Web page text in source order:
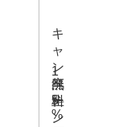
キ
ャ
ン
ペ
ー
ン
1
.
5
%
無
料
廃
止